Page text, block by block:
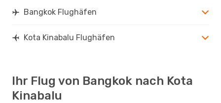
Bangkok Flughäfen
Kota Kinabalu Flughäfen
Ihr Flug von Bangkok nach Kota
Kinabalu